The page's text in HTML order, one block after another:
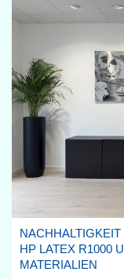
HP LATEX R1000
MATERIALIEN